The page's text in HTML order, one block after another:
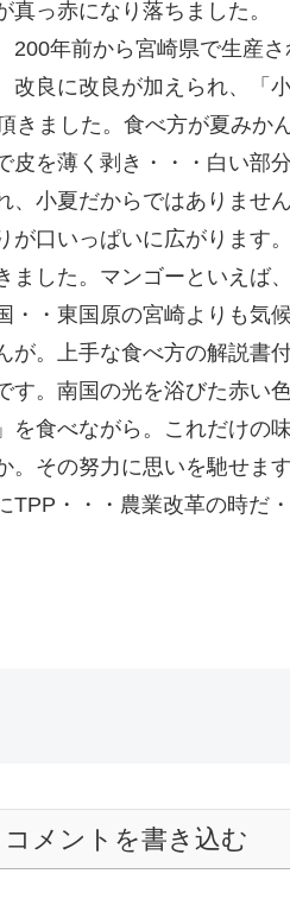
っ赤になり落ちました。
200年前から宮崎県で生産
良に改良が加えられ、「
ました。食べ方が夏みか
皮を薄く剥き・・・白い部
、小夏だからではありませ
口いっぱいに広がります
ました。マンゴーといえば
・・東国原の宮崎よりも気
が。上手な食べ方の解説書
。南国の光を浴びた赤い色
を食べながら。これだけの
。その努力に思いを馳せま
TPP・・・農業改革の時だ
コメントを書き込む